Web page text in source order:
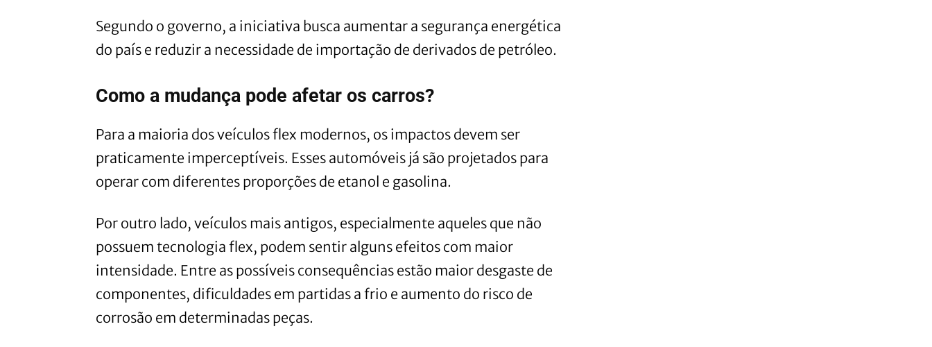
Segundo o governo, a iniciativa busca aumentar a segurança energética
do país e reduzir a necessidade de importação de derivados de petróleo.
Como a mudança pode afetar os carros?
Para a maioria dos veículos flex modernos, os impactos devem ser
praticamente imperceptíveis. Esses automóveis já são projetados para
operar com diferentes proporções de etanol e gasolina.
Por outro lado, veículos mais antigos, especialmente aqueles que não
possuem tecnologia flex, podem sentir alguns efeitos com maior
intensidade. Entre as possíveis consequências estão maior desgaste de
componentes, dificuldades em partidas a frio e aumento do risco de
corrosão em determinadas peças.